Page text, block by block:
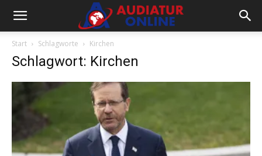
Start Schlagworte Kirchen
Schlagwort: Kirchen